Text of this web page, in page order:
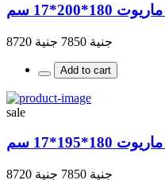
سم
جنية 7850 جنية 8720
Add to cart
sale
سم
جنية 7850 جنية 8720